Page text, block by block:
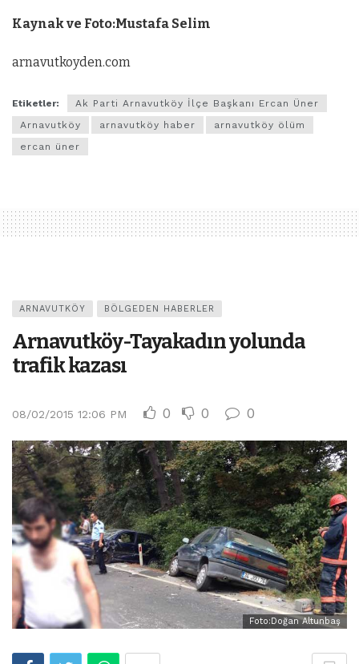
Kaynak ve Foto:Mustafa Selim
arnavutkoyden.com
Etiketler:
Ak Parti Arnavutköy İlçe Başkanı Ercan Üner
Arnavutköy
arnavutköy haber
arnavutköy ölüm
ercan üner
ARNAVUTKÖY BÖLGEDEN HABERLER
Arnavutköy-Tayakadın yolunda
trafik kazası
08/02/2015 12:06 PM 0 0 0
Foto:Doğan Altunbaş